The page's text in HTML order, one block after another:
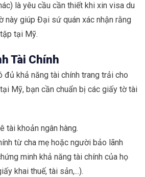
là yêu cầu cần thiết khi xin visa du
này giúp Đại sứ quán xác nhận rằng
tại Mỹ.
Tài Chính
đủ khả năng tài chính trang trải cho
Mỹ, bạn cần chuẩn bị các giấy tờ tài
tài khoản ngân hàng.
từ cha mẹ hoặc người bảo lãnh
minh khả năng tài chính của họ
khai thuế, tài sản,...).